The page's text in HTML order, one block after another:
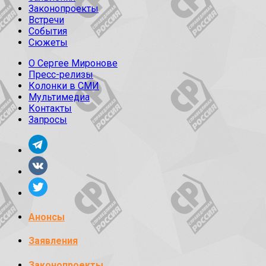
Законопроекты
Встречи
События
Сюжеты
О Сергее Миронове
Пресс-релизы
Колонки в СМИ
Мультимедиа
Контакты
Запросы
Анонсы
Заявления